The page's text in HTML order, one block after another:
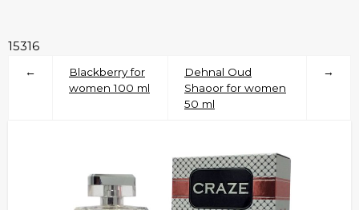
15316
←
Blackberry for
women 100 ml
Dehnal Oud
Shaoor for women
50 ml
→